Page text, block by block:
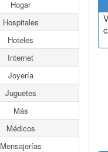
Hogar
Hospitales
Hoteles
Internet
Joyería
Juguetes
Más
Médicos
Mensajerías